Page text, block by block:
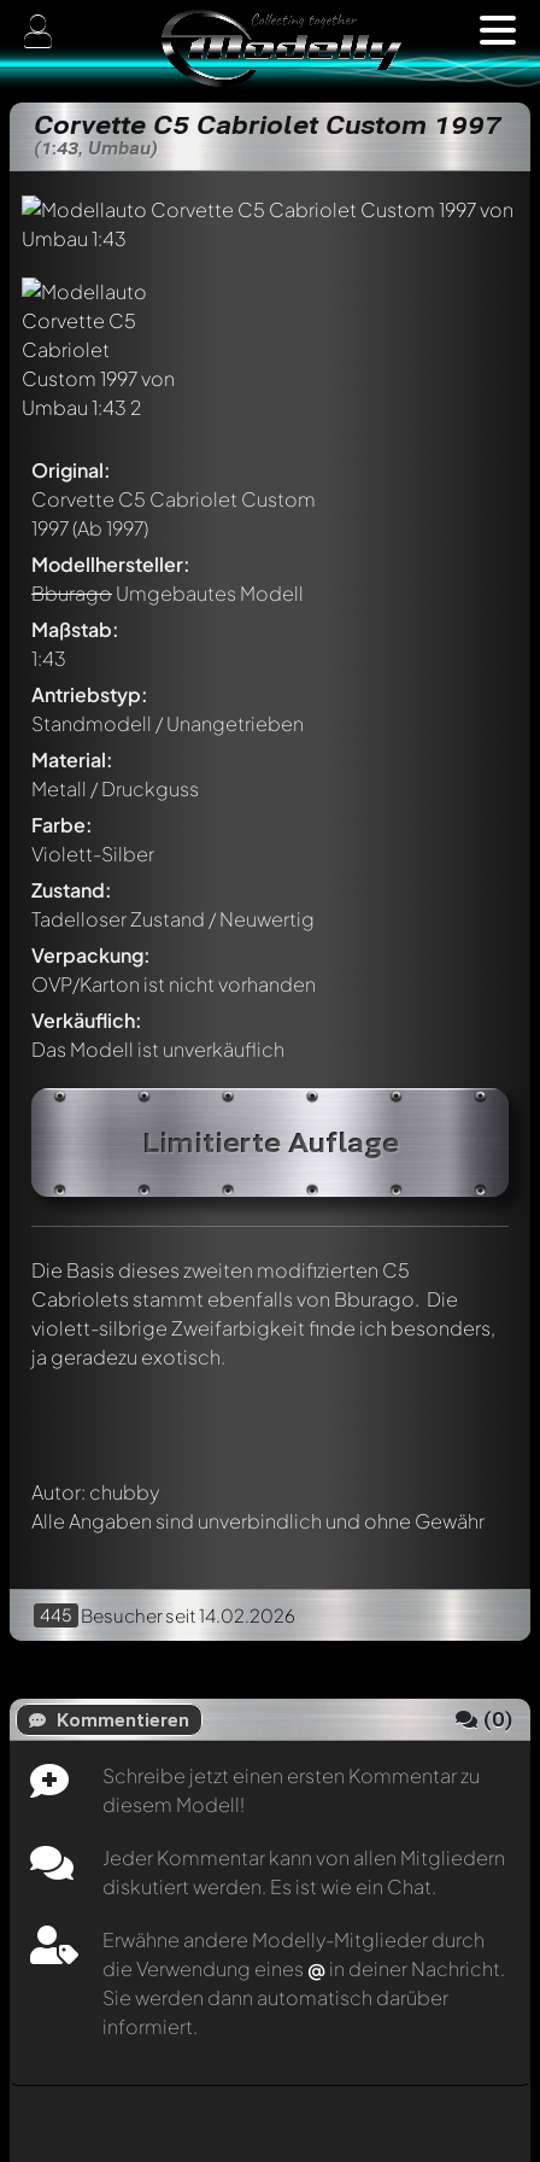
Corvette C5 Cabriolet Custom 1997
(1:43, Umbau)
Original:
Corvette C5 Cabriolet Custom
1997(Ab 1997)
Modellhersteller:
BburagoUmgebautes Modell
Maßstab:
1:43
Antriebstyp:
Standmodell / Unangetrieben
Material:
Metall / Druckguss
Farbe:
Violett-Silber
Zustand:
Tadelloser Zustand / Neuwertig
Verpackung:
OVP/Karton ist nicht vorhanden
Verkäuflich:
Das Modell ist unverkäuflich
Limitierte Auflage
Die Basis dieses zweiten modifizierten C5
Cabriolets stammt ebenfalls von Bburago. Die
violett-silbrige Zweifarbigkeit finde ich besonders,
ja geradezu exotisch.
Autor: chubby
Alle Angaben sind unverbindlich und ohne Gewähr
445 Besucherseit 14.02.2026
Kommentieren (0)
Schreibe jetzt einen ersten Kommentar zu
diesem Modell!
Jeder Kommentar kann von allen Mitgliedern
diskutiert werden. Es ist wie ein Chat.
Erwähne andere Modelly-Mitglieder durch
die Verwendung eines @in deiner Nachricht.
Sie werden dann automatisch darüber
informiert.
Schreibe jetzt einen ersten Kommentar zu diesem Modell!
Jeder Kommentar kann von allen Mitgliedern diskutiert
werden. Es ist wie ein Chat.
Erwähne andere Modelly-Mitglieder durch die